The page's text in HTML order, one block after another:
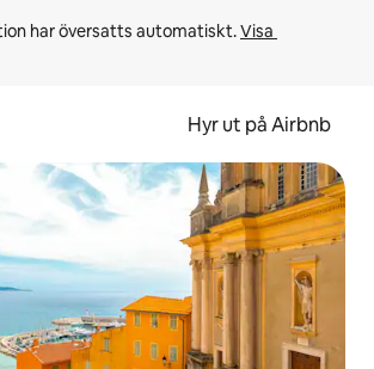
har översatts automatiskt. Visa
Hyr ut på Airbnb